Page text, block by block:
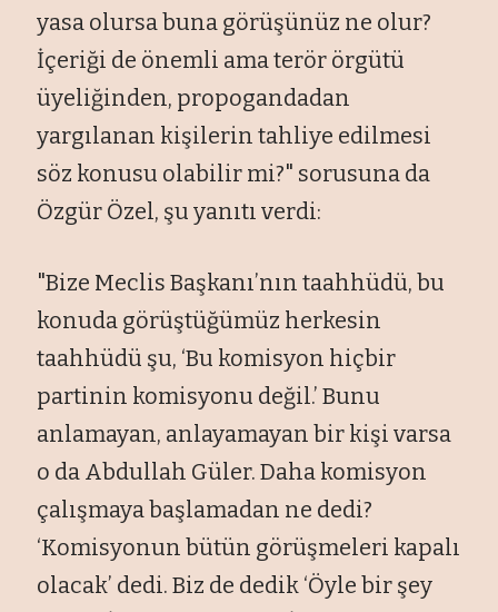
yasa olursa buna görüşünüz ne olur?
İçeriği de önemli ama terör örgütü
üyeliğinden, propogandadan
yargılanan kişilerin tahliye edilmesi
söz konusu olabilir mi?" sorusuna da
Özgür Özel, şu yanıtı verdi:
"Bize Meclis Başkanı’nın taahhüdü, bu
konuda görüştüğümüz herkesin
taahhüdü şu, ‘Bu komisyon hiçbir
partinin komisyonu değil.’ Bunu
anlamayan, anlayamayan bir kişi varsa
o da Abdullah Güler. Daha komisyon
çalışmaya başlamadan ne dedi?
‘Komisyonun bütün görüşmeleri kapalı
olacak’ dedi. Biz de dedik ‘Öyle bir şey